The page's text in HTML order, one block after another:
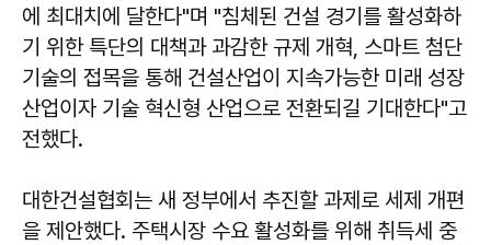
에 최대치에 달한다"며 "침체된 건설 경기를 활성화하
기 위한 특단의 대책과 과감한 규제 개혁, 스마트 첨단
기술의 접목을 통해 건설산업이 지속가능한 미래 성장
산업이자 기술 혁신형 산업으로 전환되길 기대한다"고
전했다.
대한건설협회는 새 정부에서 추진할 과제로 세제 개편
을 제안했다. 주택시장 수요 활성화를 위해 취득세 중